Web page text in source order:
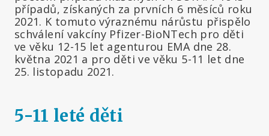
případů, získaných za prvních 6 měsíců roku
2021. K tomuto výraznému nárůstu přispělo
schválení vakcíny Pfizer-BioNTech pro děti
ve věku 12-15 let agenturou EMA dne 28.
května 2021 a pro děti ve věku 5-11 let dne
25. listopadu 2021.
5-11 leté děti